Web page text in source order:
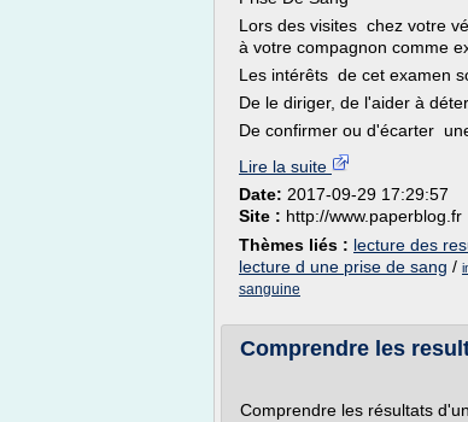
Lors des visites chez votre
à votre compagnon comme
Les intérêts de cet examen
De le diriger, de l'aider à
De confirmer ou d'écarter
Lire la suite
Date: 2017-09-29 17:29:57
Site : http://www.paperblog.fr
Thèmes liés : lecture des
lecture d une prise de sang /
sanguine
Comprendre les
Comprendre les résultats